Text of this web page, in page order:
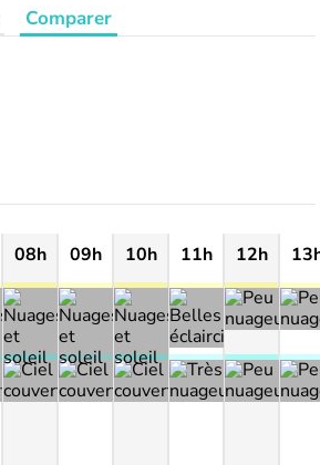
Comparer
08h 09h 10h 11h 12h